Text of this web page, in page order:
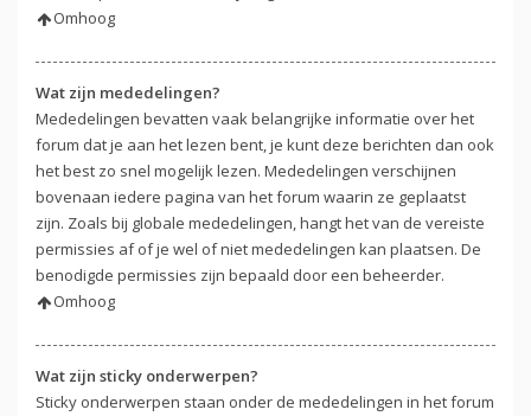
Omhoog
Wat zijn mededelingen?
Mededelingen bevatten vaak belangrijke informatie over het
forum dat je aan het lezen bent, je kunt deze berichten dan ook
het best zo snel mogelijk lezen. Mededelingen verschijnen
bovenaan iedere pagina van het forum waarin ze geplaatst
zijn. Zoals bij globale mededelingen, hangt het van de vereiste
permissies af of je wel of niet mededelingen kan plaatsen. De
benodigde permissies zijn bepaald door een beheerder.
Omhoog
Wat zijn sticky onderwerpen?
Sticky onderwerpen staan onder de mededelingen in het forum